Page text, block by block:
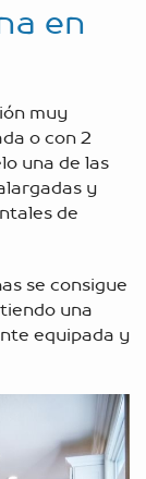
en
muy
o con 2
una de las
y
de
se consigue
una
equipada y